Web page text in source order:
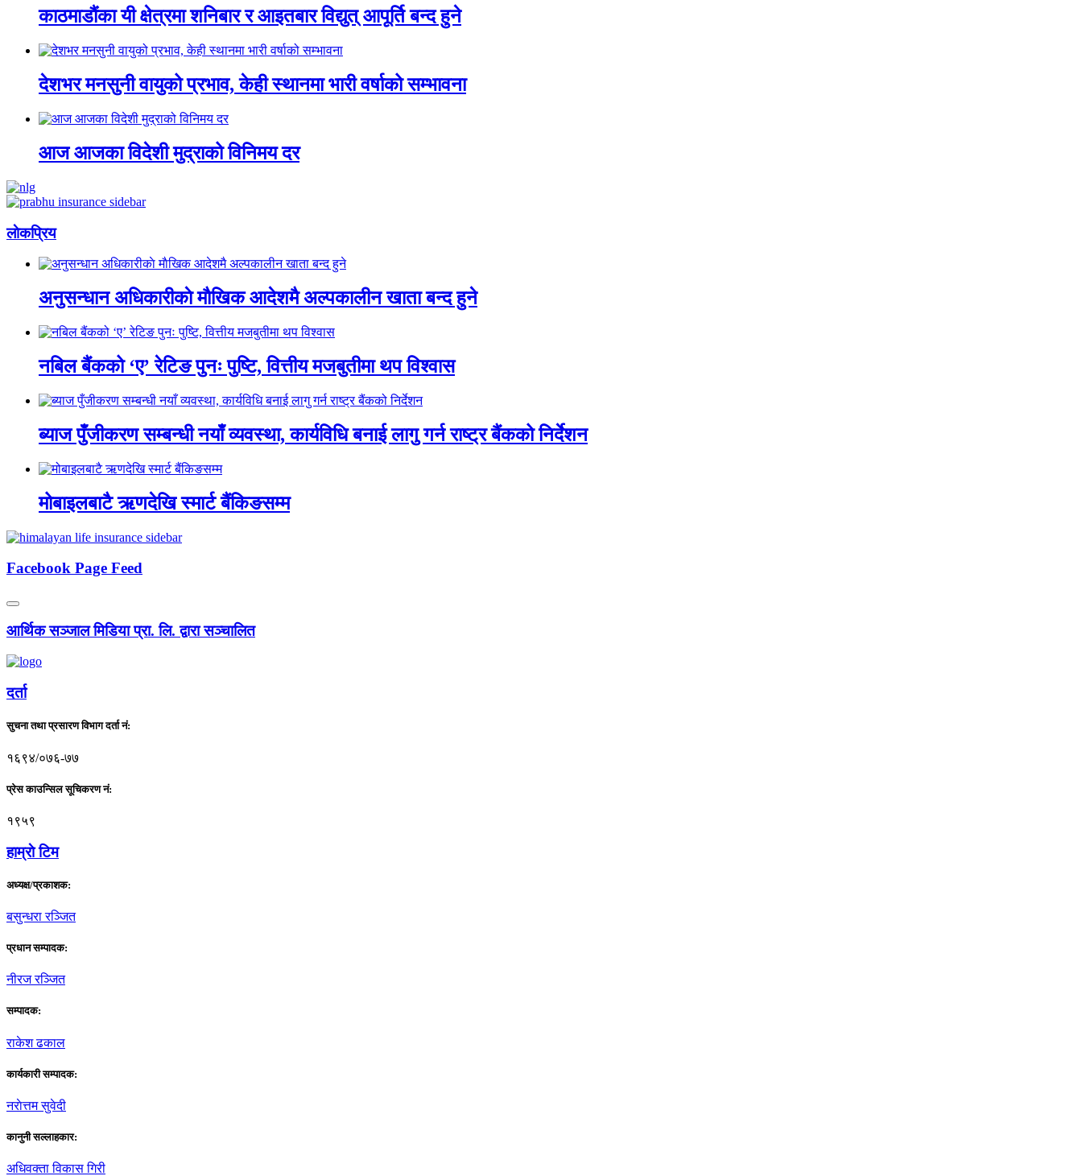
काठमाडौंका यी क्षेत्रमा शनिबार र आइतबार विद्युत् आपूर्ति बन्द हुने
देशभर मनसुनी वायुको प्रभाव, केही स्थानमा भारी वर्षाको सम्भावना
आज आजका विदेशी मुद्राको विनिमय दर
लाेकप्रिय
अनुसन्धान अधिकारीकाे माैखिक आदेशमै अल्पकालीन खाता बन्द हुने
नबिल बैंकको ‘ए’ रेटिङ पुनः पुष्टि, वित्तीय मजबुतीमा थप विश्वास
ब्याज पुँजीकरण सम्बन्धी नयाँ व्यवस्था, कार्यविधि बनाई लागु गर्न राष्ट्र बैंकको निर्देशन
मोबाइलबाटै ऋणदेखि स्मार्ट बैंकिङसम्म
Facebook Page Feed
आर्थिक सञ्जाल मिडिया प्रा. लि. द्वारा सञ्चालित
दर्ता
सुचना तथा प्रसारण विभाग दर्ता नं:
१६९४/०७६-७७
प्रेस काउन्सिल सूचिकरण नं:
१९५९
हाम्राे टिम
अध्यक्ष/प्रकाशक:
बसुन्धरा रञ्जित
प्रधान सम्पादक:
नीरज रञ्जित
सम्पादक:
राकेश ढकाल
कार्यकारी सम्पादक:
नराेत्तम सुवेदी
कानुनी सल्लाहकार:
अधिवक्ता विकास गिरी